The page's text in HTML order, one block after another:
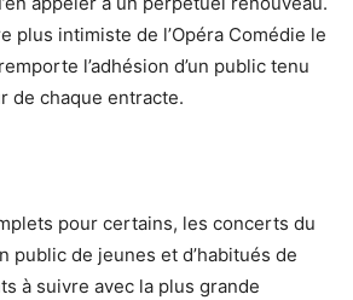
plus intimiste de l’Opéra Comédie le
l’adhésion d’un public tenu
de chaque entracte.
pour certains, les concerts du
public de jeunes et d’habitués de
à suivre avec la plus grande